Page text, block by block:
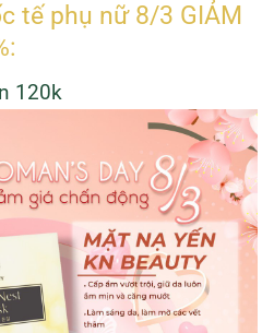
tế phụ nữ 8/3 GIẢM
120k